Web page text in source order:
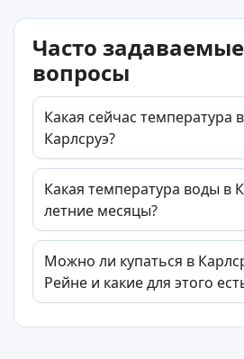
Часто задаваемые
вопросы
Какая сейчас температура
Карлсруэ?
Какая температура воды в
летние месяцы?
Можно ли купаться в
Рейне и какие для этого